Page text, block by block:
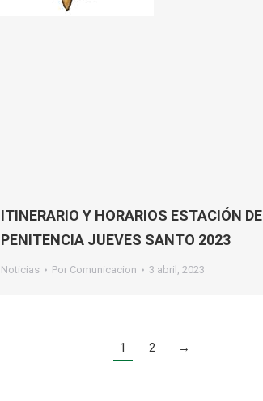
ITINERARIO Y HORARIOS ESTACIÓN DE
PENITENCIA JUEVES SANTO 2023
Noticias Por Comunicacion 3 abril, 2023
1 2 →